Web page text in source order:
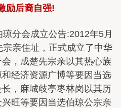
励后裔自强!
分会成立公告:2012年5月
亲住址，正式成立了中华
，成楚先宗亲以其热心族
经济资源广博等要因当选
，麻城歧亭枣林岗以其历
旺等要因当选伯琼公宗亲